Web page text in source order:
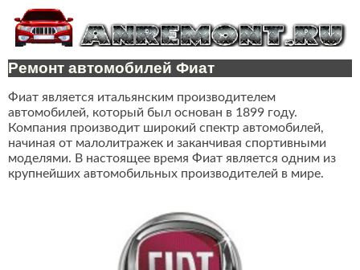
Ремонт автомобилей Фиат
Фиат является итальянским производителем
автомобилей, который был основан в 1899 году.
Компания производит широкий спектр автомобилей,
начиная от малолитражек и заканчивая спортивными
моделями. В настоящее время Фиат является одним из
крупнейших автомобильных производителей в мире.